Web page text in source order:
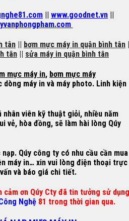
|| www.goodnet.vn ||
tân bơm mực máy in quận bình tân
tân
sửa máy in quận bình tân
mực máy in, bơm mực máy
dòng máy in và máy photo. Linh kiện
nhân viên kỹ thuật giỏi, nhiều năm
vẻ, hòa đồng, sẽ làm hài lòng Qúy
Qúy công ty có nhu cầu cần mua
máy in… xin vui lòng điện thoại trực
và báo giá chi tiết.
cảm ơn Qúy Cty đã tin tưởng sử dụng
Nghệ 81 trong thời gian qua.